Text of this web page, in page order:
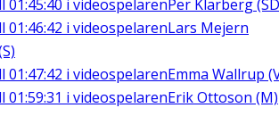
01:45:40 i videospelarenPer Klarberg
01:46:42 i videospelarenLars Mejern
01:47:42 i videospelarenEmma Wallrup
01:59:31 i videospelarenErik Ottoson (M)